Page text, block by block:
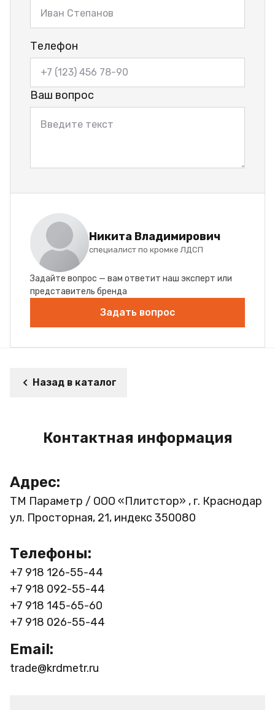
Телефон
Ваш вопрос
Никита Владимирович
специалист по кромке ЛДСП
Задайте вопрос — вам ответит наш эксперт или
представитель бренда
Задать вопрос
Назад в каталог
Контактная информация
Адрес:
ТМ Параметр / ООО «Плитстор» , г. Краснодар
ул. Просторная, 21, индекс 350080
Телефоны:
+7 918 126-55-44
+7 918 092-55-44
+7 918 145-65-60
+7 918 026-55-44
Email:
trade@krdmetr.ru